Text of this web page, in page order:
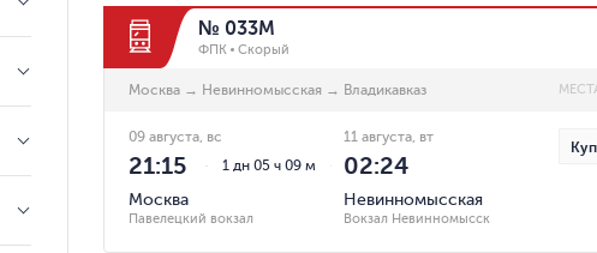
№ 033М
ФПК Скорый
Москва → Невинномысская → Владикавказ
1 дн 05 ч 09 м
09 августа, вс
21:15
Москва
Павелецкий вокзал
11 августа, вт
02:24
Невинномысская
Вокзал Невинномысск